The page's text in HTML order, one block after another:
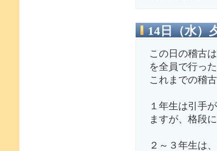
14日（水）
この日の稽古
を全員で行っ
これまでの稽
１年生は引手
ますが、格段
２～３年生は